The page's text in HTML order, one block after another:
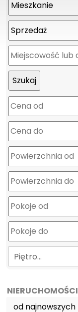
Piętro…
NIERUCHOMOŚCI
od najnowszych